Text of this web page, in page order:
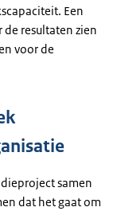
Een
resultaten zien
voor de
samen
dat het gaat om